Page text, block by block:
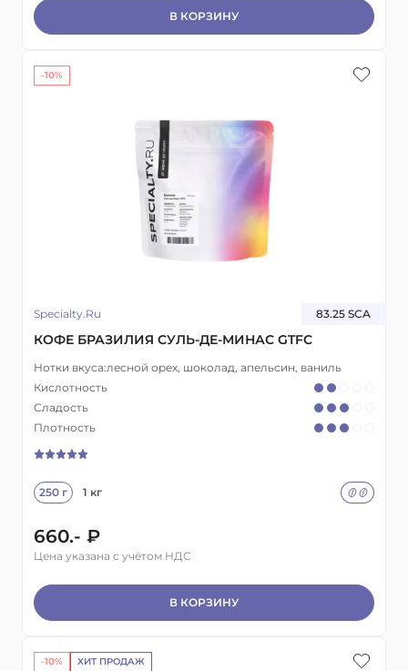
В КОРЗИНУ
Specialty.Ru 83.25 SCA
КОФЕ БРАЗИЛИЯ СУЛЬ-ДЕ-МИНАС GTFC
Нотки вкуса:лесной орех, шоколад, апельсин, ваниль
Кислотность
Сладость
Плотность
250 г 1 кг
-10%
660.- ₽
Цена указана с учётом НДС
В КОРЗИНУ
-10% ХИТ ПРОДАЖ